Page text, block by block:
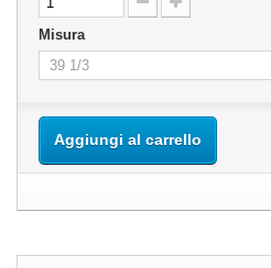
Misura
Aggiungi al carrello